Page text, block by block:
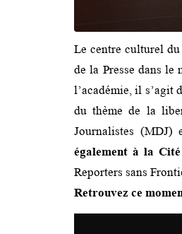
Le centre culturel
de la Presse dans
l’académie, il s’agit
du thème de la
Journalistes (MDJ)
également à la
Reporters sans
Retrouvez ce